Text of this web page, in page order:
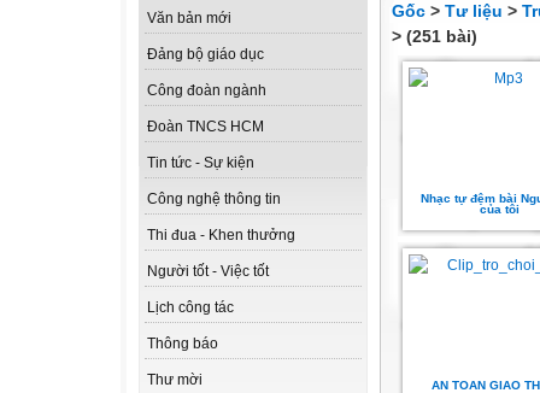
Văn bản mới
Đảng bộ giáo dục
Công đoàn ngành
Đoàn TNCS HCM
Tin tức - Sự kiện
Công nghệ thông tin
Thi đua - Khen thưởng
Người tốt - Việc tốt
Lịch công tác
Thông báo
Thư mời
Gốc > Tư liệu >
> (251 bài)
Nhạc tự đệm bài
của tôi
AN TOAN GIAO